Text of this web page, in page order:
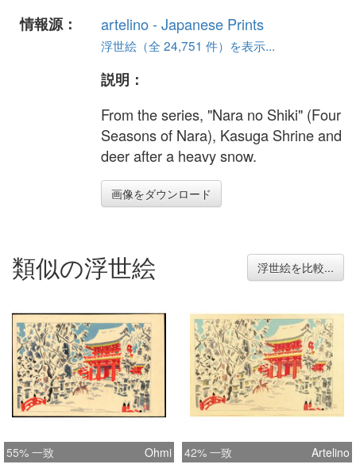
情報源：
artelino - Japanese Prints
浮世絵（全 24,751 件）を表示...
説明：
From the series, "Nara no Shiki" (Four
Seasons of Nara), Kasuga Shrine and
deer after a heavy snow.
画像をダウンロード
類似の浮世絵 浮世絵を比較...
55% 一致 Ohmi 42% 一致 Artelino